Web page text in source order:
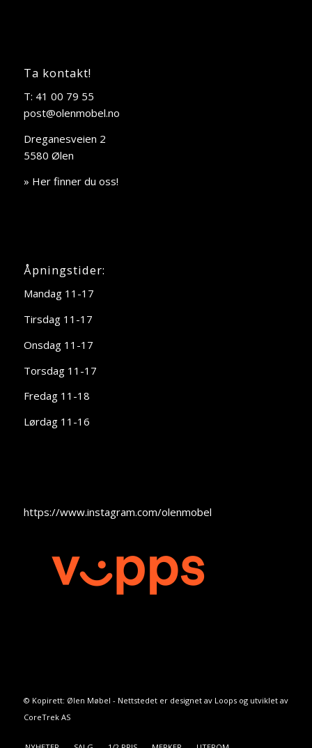
Ta kontakt!
T: 41 00 79 55
post@olenmobel.no
Dreganesveien 2
5580 Ølen
» Her finner du oss!
Åpningstider:
Mandag 11-17
Tirsdag 11-17
Onsdag 11-17
Torsdag 11-17
Fredag 11-18
Lørdag 11-16
https://www.instagram.com/olenmobel
© Kopirett: Ølen Møbel - Nettstedet er designet av Loopsog utviklet av
CoreTrek AS